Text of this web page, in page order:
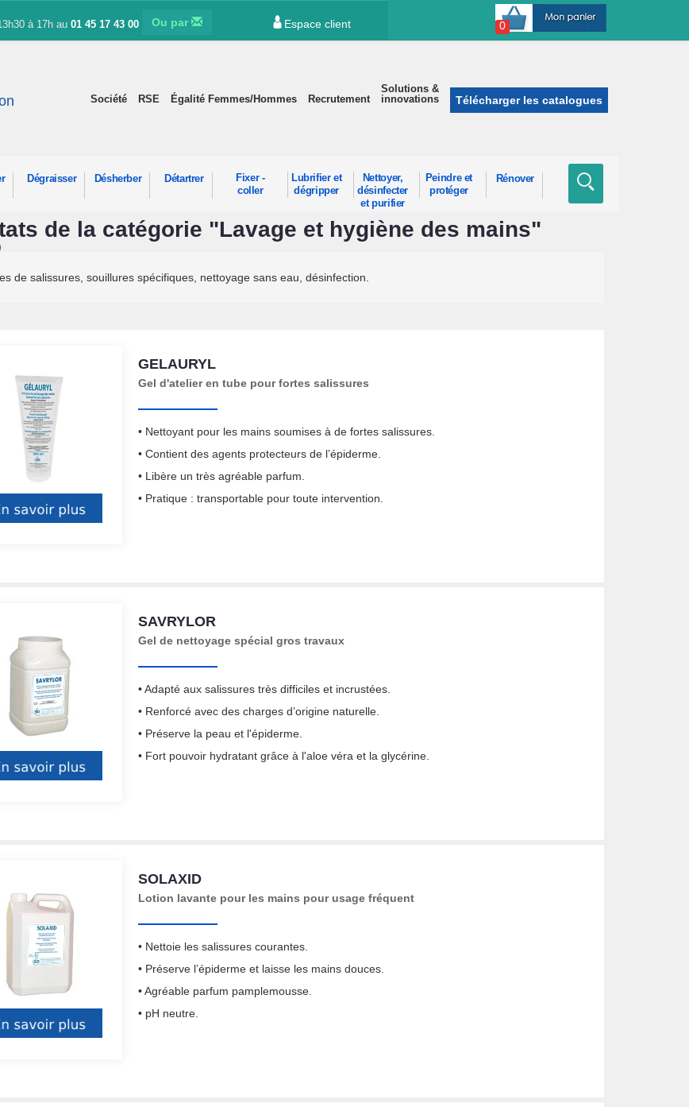
à 17h au 01 45 17 43 00 Ou par Espace client 0
Société RSE Égalité Femmes/Hommes Recrutement
Solutions &
innovations
Télécharger les catalogues
Dégraisser Désherber Détartrer
Fixer -
coller
Lubrifier et
dégripper
Nettoyer,
désinfecter
et purifier
Peindre et
protéger
Rénover
de la catégorie "Lavage et hygiène des mains"
de salissures, souillures spécifiques, nettoyage sans eau, désinfection.
GELAURYL
Gel d'atelier en tube pour fortes salissures
• Nettoyant pour les mains soumises à de fortes salissures.
• Contient des agents protecteurs de l’épiderme.
• Libère un très agréable parfum.
• Pratique : transportable pour toute intervention.
SAVRYLOR
Gel de nettoyage spécial gros travaux
• Adapté aux salissures très difficiles et incrustées.
• Renforcé avec des charges d’origine naturelle.
• Préserve la peau et l'épiderme.
• Fort pouvoir hydratant grâce à l'aloe véra et la glycérine.
SOLAXID
Lotion lavante pour les mains pour usage fréquent
• Nettoie les salissures courantes.
• Préserve l’épiderme et laisse les mains douces.
• Agréable parfum pamplemousse.
• pH neutre.